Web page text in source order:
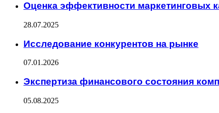
Оценка эффективности маркетинговых
28.07.2025
Исследование конкурентов на рынке
07.01.2026
Экспертиза финансового состояния
05.08.2025